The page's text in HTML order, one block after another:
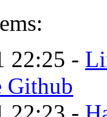
22:25 -
Github